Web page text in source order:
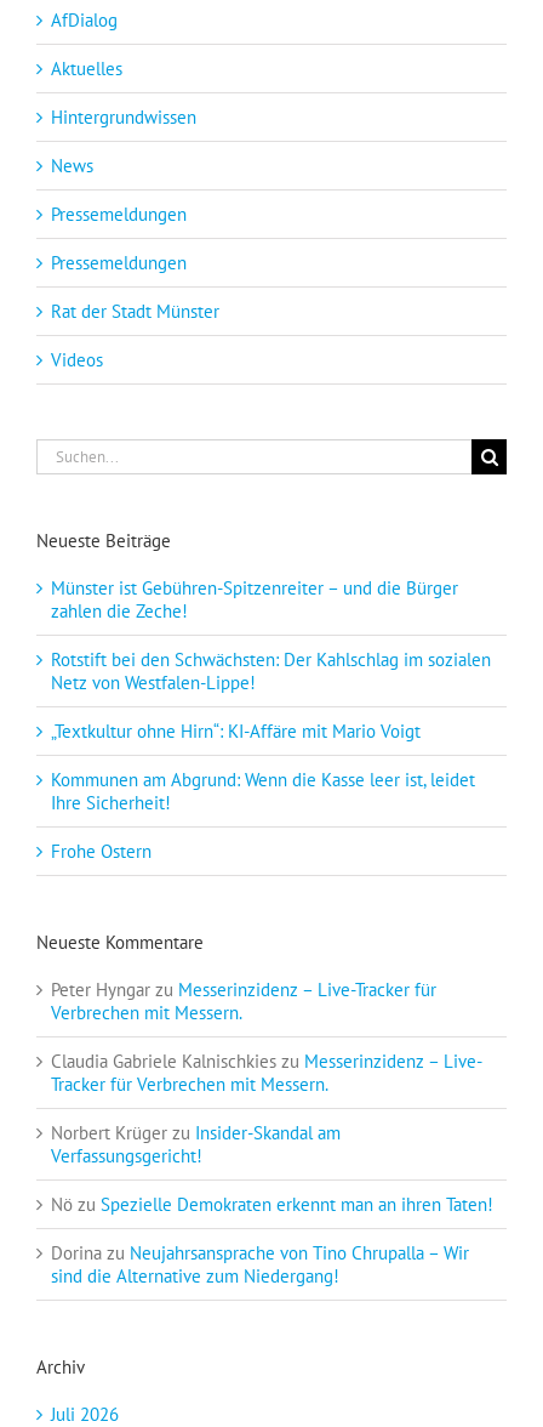
AfDialog
Aktuelles
Hintergrundwissen
News
Pressemeldungen
Pressemeldungen
Rat der Stadt Münster
Videos
Suche
nach:
Neueste Beiträge
Münster ist Gebühren-Spitzenreiter – und die Bürger
zahlen die Zeche!
Rotstift bei den Schwächsten: Der Kahlschlag im sozialen
Netz von Westfalen-Lippe!
„Textkultur ohne Hirn“: KI-Affäre mit Mario Voigt
Kommunen am Abgrund: Wenn die Kasse leer ist, leidet
Ihre Sicherheit!
Frohe Ostern
Neueste Kommentare
Peter Hyngar zu Messerinzidenz – Live-Tracker für
Verbrechen mit Messern.
Claudia Gabriele Kalnischkies zu Messerinzidenz – Live-
Tracker für Verbrechen mit Messern.
Norbert Krüger zu Insider-Skandal am
Verfassungsgericht!
Nö zu Spezielle Demokraten erkennt man an ihren Taten!
Dorina zu Neujahrsansprache von Tino Chrupalla – Wir
sind die Alternative zum Niedergang!
Archiv
Juli 2026